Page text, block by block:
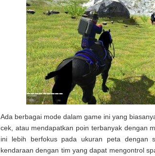
Ada berbagai mode dalam game ini yang
cek, atau mendapatkan poin terbanyak dengan
ini lebih berfokus pada ukuran peta dengan
kendaraan dengan tim yang dapat mengontrol